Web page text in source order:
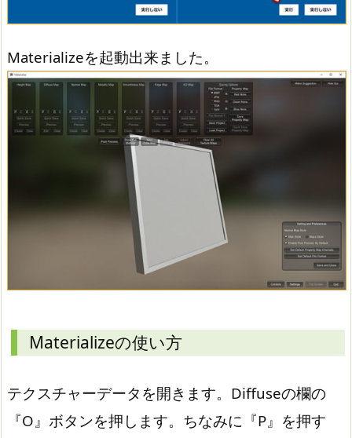
Materializeを起動出来ました。
Materializeの使い方
テクスチャーデータを開きます。Diffuseの欄の
『O』ボタンを押します。ちなみに『P』を押す